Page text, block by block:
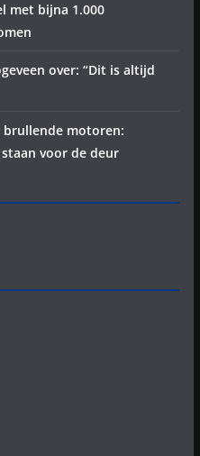
met bijna 1.000
over: “Dit is altijd
motoren:
voor de deur